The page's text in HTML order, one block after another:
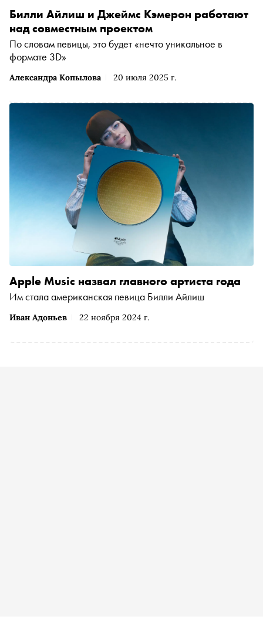
Александра Копылова 20 июля 2025 г.
Билли Айлиш и Джеймс Кэмерон работают
над совместным проектом
По словам певицы, это будет «нечто уникальное в
формате 3D»
Иван Адоньев 22 ноября 2024 г.
Apple Music назвал главного артиста года
Им стала американская певица Билли Айлиш